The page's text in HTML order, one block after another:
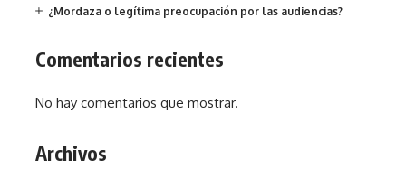
¿Mordaza o legítima preocupación por las audiencias?
Comentarios recientes
No hay comentarios que mostrar.
Archivos